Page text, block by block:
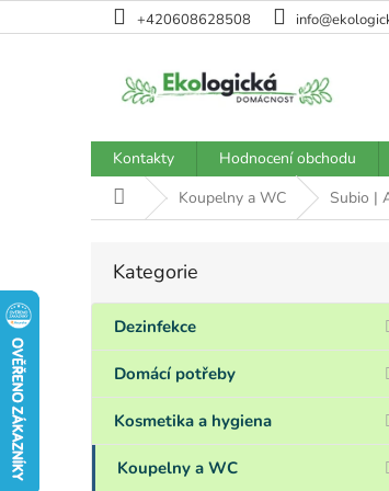
na
+420608628508
Kontakty Hodnocení obchodu
Domů Koupelny a WC Subio |
s
r
n
í
Přeskočit
Kategorie
Dezinfekce
Domácí potřeby
Kosmetika a hygiena
Koupelny a WC